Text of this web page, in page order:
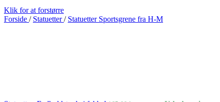
Klik for at forstørre
Forside / Statuetter/ Statuetter Sportsgrene fra H-M